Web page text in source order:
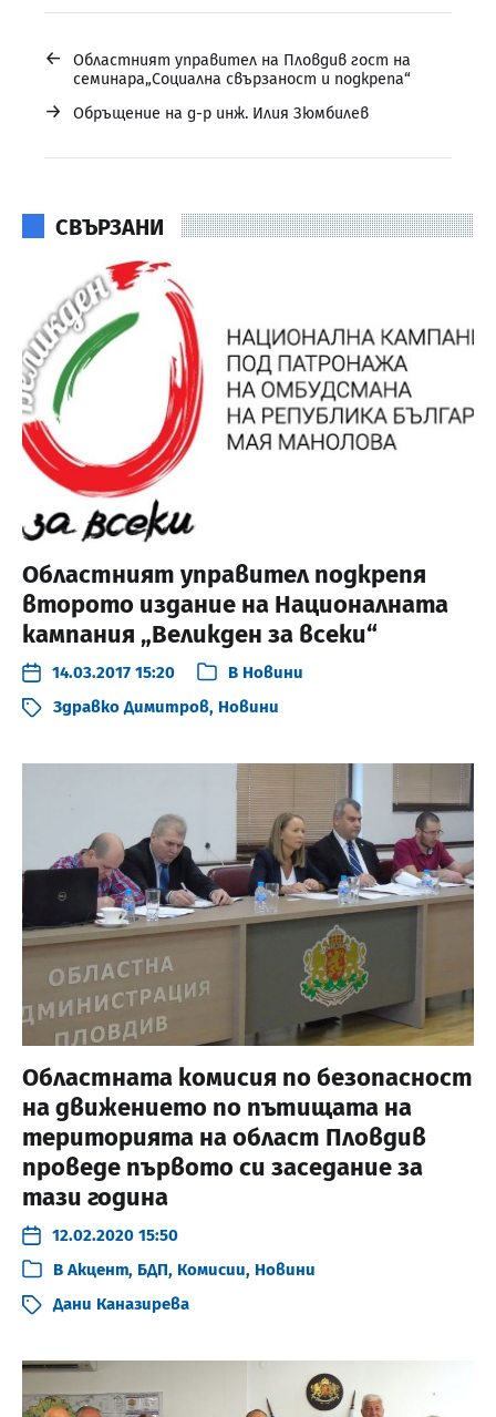
←
Областният управител на Пловдив гост на
семинара„Социална свързаност и подкрепа“
→ Обръщение на д-р инж. Илия Зюмбилев
СВЪРЗАНИ
Областният управител подкрепя
второто издание на Националната
кампания „Великден за всеки“
14.03.2017 15:20 В Новини
Здравко Димитров, Новини
Областната комисия по безопасност
на движението по пътищата на
територията на област Пловдив
проведе първото си заседание за
тази година
12.02.2020 15:50
В Акцент, БДП, Комисии, Новини
Дани Каназирева